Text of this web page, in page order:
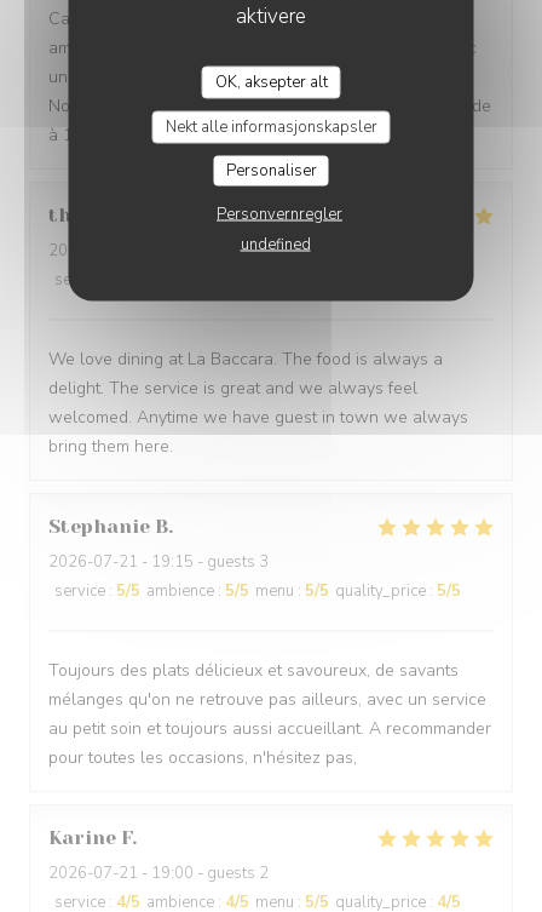
aktivere
OK, aksepter alt
Nekt alle informasjonskapsler
Personaliser
Personvernregler
undefined
Cadre très agréable, accueil discret et chaleureux,
amabilité du serveur, repas excellent et savoureux avec
une touche d'originalité et une excellente présentation.
Nous sommes enchantées de notre choix. Je recommande
à 100/100. Merci
thurl
2026-07-16
- 19:00 - guests 2
service
We love dining at La Baccara. The food is always a
delight. The service is great and we always feel
welcomed. Anytime we have guest in town we always
bring them here.
Stephanie B
2026-07-21 - 19:15 - guests 3
service : 5/5 ambience : 5/5 menu : 5/5 quality_price : 5/5
Toujours des plats délicieux et savoureux, de savants
mélanges qu'on ne retrouve pas ailleurs, avec un service
au petit soin et toujours aussi accueillant. A recommander
pour toutes les occasions, n'hésitez pas,
Karine F
2026-07-21 - 19:00 - guests 2
service : 4/5 ambience : 4/5 menu : 5/5 quality_price : 4/5